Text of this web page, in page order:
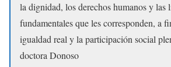
la dignidad, los derechos humanos y las
fundamentales que les corresponden, a
igualdad real y la participación social
doctora Donoso